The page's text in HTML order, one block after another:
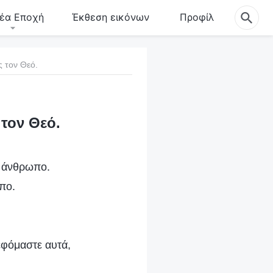
Εποχή Έκθεση εικόνων Προφίλ
τον Θεό.
Θεό.
άνθρωπο.
αυτά,